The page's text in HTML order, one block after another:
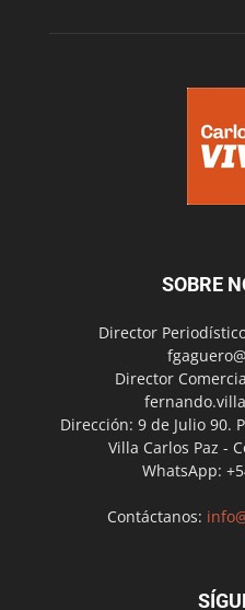
SOBRE
Director
Director
Dirección: 9 de Julio 90.
Villa Carlos Paz -
WhatsApp:
Contáctanos: